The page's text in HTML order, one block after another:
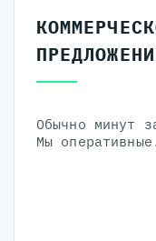
Обычно минут
Мы